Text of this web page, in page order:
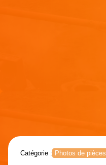
Catégorie : Photos de pièces